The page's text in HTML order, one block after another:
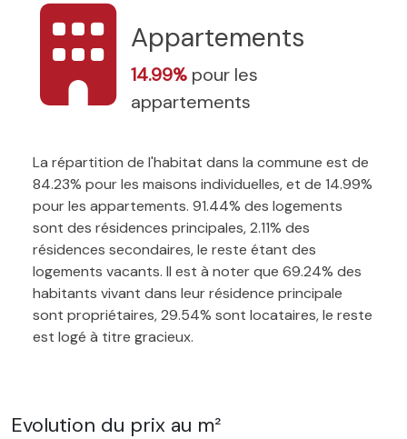
Appartements
14.99% pour les
appartements
La répartition de l'habitat dans la commune est de
84.23% pour les maisons individuelles, et de 14.99%
pour les appartements. 91.44% des logements
sont des résidences principales, 2.11% des
résidences secondaires, le reste étant des
logements vacants. Il est à noter que 69.24% des
habitants vivant dans leur résidence principale
sont propriétaires, 29.54% sont locataires, le reste
est logé à titre gracieux.
Evolution du prix au m²